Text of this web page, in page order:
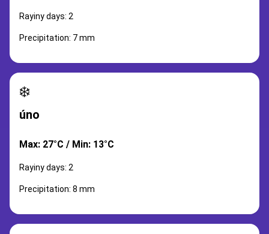
Rayiny days: 2
Precipitation: 7 mm
❄️
úno
Max: 27°C / Min: 13°C
Rayiny days: 2
Precipitation: 8 mm